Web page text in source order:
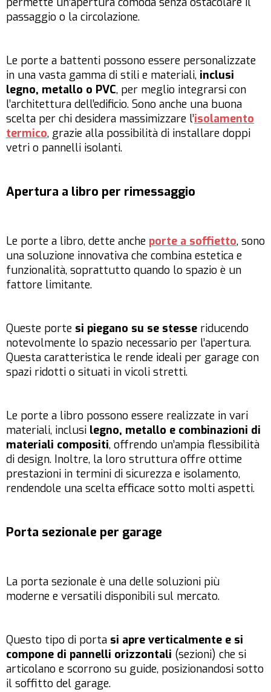
passaggio o la circolazione.
Le porte a battenti possono essere personalizzate
in una vasta gamma di stili e materiali, inclusi
legno, metallo o PVC, per meglio integrarsi con
l’architettura dell’edificio. Sono anche una buona
scelta per chi desidera massimizzare l’isolamento
termico, grazie alla possibilità di installare doppi
vetri o pannelli isolanti.
Apertura a libro per rimessaggio
Le porte a libro, dette anche porte a soffietto, sono
una soluzione innovativa che combina estetica e
funzionalità, soprattutto quando lo spazio è un
fattore limitante.
Queste porte si piegano su se stesse riducendo
notevolmente lo spazio necessario per l’apertura.
Questa caratteristica le rende ideali per garage con
spazi ridotti o situati in vicoli stretti.
Le porte a libro possono essere realizzate in vari
materiali, inclusi legno, metallo e combinazioni di
materiali compositi, offrendo un’ampia flessibilità
di design. Inoltre, la loro struttura offre ottime
prestazioni in termini di sicurezza e isolamento,
rendendole una scelta efficace sotto molti aspetti.
Porta sezionale per garage
La porta sezionale è una delle soluzioni più
moderne e versatili disponibili sul mercato.
Questo tipo di porta si apre verticalmente e si
compone di pannelli orizzontali (sezioni) che si
articolano e scorrono su guide, posizionandosi sotto
il soffitto del garage.